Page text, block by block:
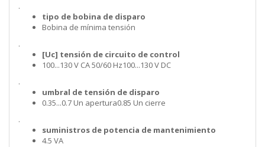
.
tipo de bobina de disparo
Bobina de mínima tensión
.
[Uc] tensión de circuito de control
100...130 V CA 50/60 Hz100...130 V DC
.
umbral de tensión de disparo
0.35...0.7 Un apertura0.85 Un cierre
.
suministros de potencia de mantenimiento
4.5 VA